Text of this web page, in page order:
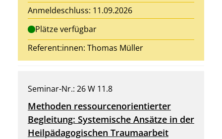
Anmeldeschluss: 11.09.2026
Plätze verfügbar
Referent:innen: Thomas Müller
Seminar-Nr.: 26 W 11.8
Methoden ressourcenorientierter
Begleitung: Systemische Ansätze in der
Heilpädagogischen Traumaarbeit